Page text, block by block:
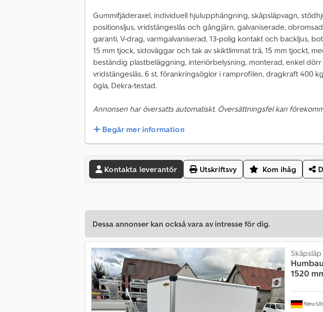
Gummifjäderaxel, individuell hjulupphängning, skåpsläpvagn,
positionsljus, vridstängeslås och gångjärn, galvaniserade,
garanti, V-drag, varmgalvaniserad, 13-polig kontakt och backljus,
15 mm tjock, sidoväggar och tak av skiktlimmat trä, 15 mm tjockt,
beständig plastbeläggning, interiörbelysning, monterad, enkel
vridstängeslås, 6 st. förankringsöglor i ramprofilen, dragkraft 400
ögla, Dekra-testad.
Annonsen har översatts automatiskt. Översättningsfel kan
Begär mer information
Kontakta leverantör Utskriftsvy Kom ihåg
Dessa annonser kan också vara av intresse för dig.
Neu-
Skåpsläp
1520